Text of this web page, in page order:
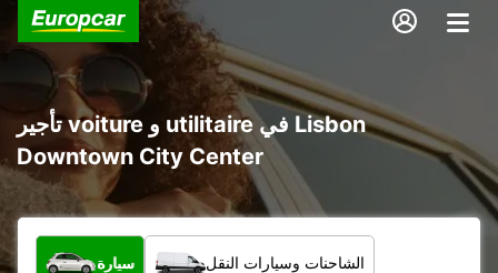
تأجير voiture و utilitaire في Lisbon
Downtown City Center
ما نوع المركبة؟
سيارة الشاحنات وسيارات النقل